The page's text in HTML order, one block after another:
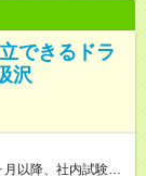
できるドラ
沢
以降、社内試験に